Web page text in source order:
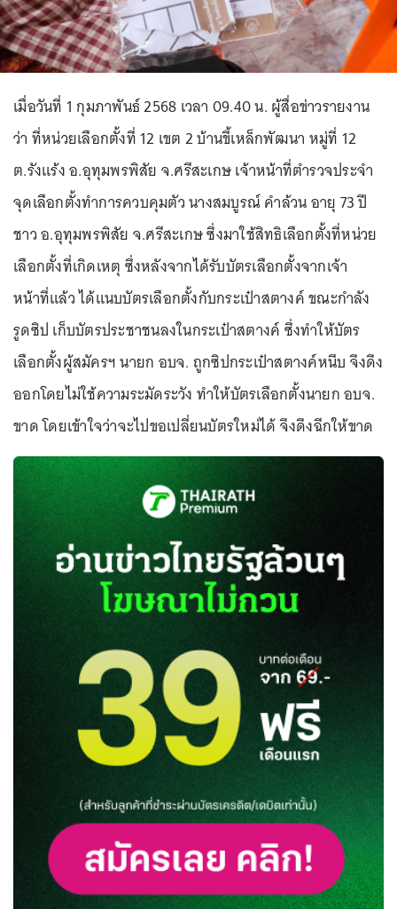
เมื่อวันที่ 1 กุมภาพันธ์ 2568 เวลา 09.40 น. ผู้สื่อข่าวรายงาน
ว่า ที่หน่วยเลือกตั้งที่ 12 เขต 2 บ้านขี้เหล็กพัฒนา หมู่ที่ 12
ต.รังแร้ง อ.อุทุมพรพิสัย จ.ศรีสะเกษ เจ้าหน้าที่ตำรวจประจำ
จุดเลือกตั้งทำการควบคุมตัว นางสมบูรณ์ คำล้วน อายุ 73 ปี
ชาว อ.อุทุมพรพิสัย จ.ศรีสะเกษ ซึ่งมาใช้สิทธิเลือกตั้งที่หน่วย
เลือกตั้งที่เกิดเหตุ ซึ่งหลังจากได้รับบัตรเลือกตั้งจากเจ้า
หน้าที่แล้ว ได้แนบบัตรเลือกตั้งกับกระเป๋าสตางค์ ขณะกำลัง
รูดซิป เก็บบัตรประชาชนลงในกระเป๋าสตางค์ ซึ่งทำให้บัตร
เลือกตั้งผู้สมัครฯ นายก อบจ. ถูกซิปกระเป๋าสตางค์หนีบ จึงดึง
ออกโดยไม่ใช้ความระมัดระวัง ทำให้บัตรเลือกตั้งนายก อบจ.
ขาด โดยเข้าใจว่าจะไปขอเปลี่ยนบัตรใหม่ได้ จึงดึงฉีกให้ขาด